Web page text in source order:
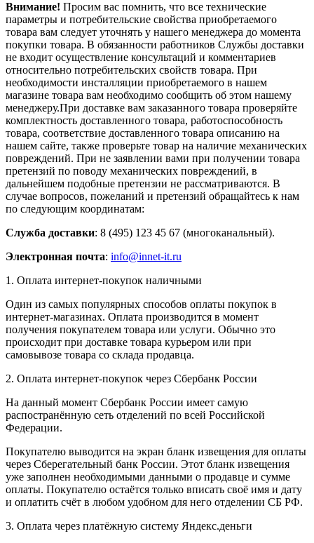
Внимание! Просим вас помнить, что все технические
параметры и потребительские свойства приобретаемого
товара вам следует уточнять у нашего менеджера до момента
покупки товара. В обязанности работников Службы доставки
не входит осуществление консультаций и комментариев
относительно потребительских свойств товара. При
необходимости инсталляции приобретаемого в нашем
магазине товара вам необходимо сообщить об этом нашему
менеджеру.При доставке вам заказанного товара проверяйте
комплектность доставленного товара, работоспособность
товара, соответствие доставленного товара описанию на
нашем сайте, также проверьте товар на наличие механических
повреждений. При не заявлении вами при получении товара
претензий по поводу механических повреждений, в
дальнейшем подобные претензии не рассматриваются. В
случае вопросов, пожеланий и претензий обращайтесь к нам
по следующим координатам:
Служба доставки: 8 (495) 123 45 67 (многоканальный).
Электронная почта: info@innet-it.ru
1. Оплата интернет-покупок наличными
Один из самых популярных способов оплаты покупок в
интернет-магазинах. Оплата производится в момент
получения покупателем товара или услуги. Обычно это
происходит при доставке товара курьером или при
самовывозе товара со склада продавца.
2. Оплата интернет-покупок через Сбербанк России
На данный момент Сбербанк России имеет самую
распостранённую сеть отделений по всей Российской
Федерации.
Покупателю выводится на экран бланк извещения для оплаты
через Сберегательный банк России. Этот бланк извещения
уже заполнен необходимыми данными о продавце и сумме
оплаты. Покупателю остаётся только вписать своё имя и дату
и оплатить счёт в любом удобном для него отделении СБ РФ.
3. Оплата через платёжную систему Яндекс.деньги